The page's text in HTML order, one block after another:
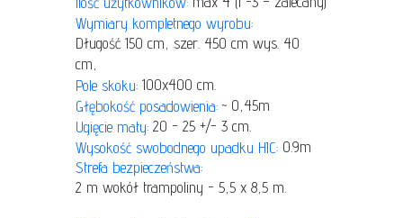
Wymiary kompletnego wyrobu:
Długość 150 cm, szer. 450 cm wys. 40
cm,
Pole skoku: 100x400 cm.
Głębokość posadowienia: ~ 0,45m
Ugięcie maty: 20 - 25 +/- 3 cm.
Wysokość swobodnego upadku HIC: 0.9m
Strefa bezpieczeństwa:
2 m wokół trampoliny - 5,5 x 8,5 m.